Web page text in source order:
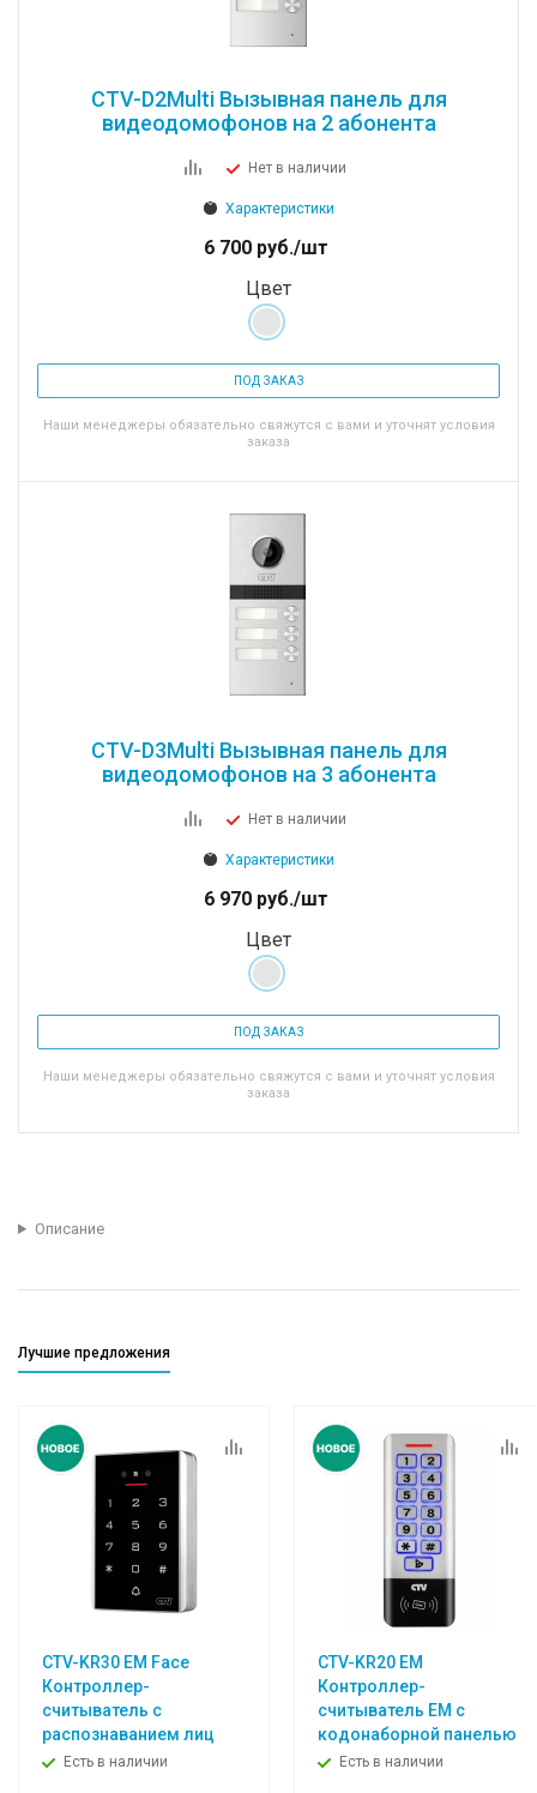
CTV-D2Multi Вызывная панель для
видеодомофонов на 2 абонента
Нет в наличии
Характеристики
6 700 руб./шт
Цвет
ПОД ЗАКАЗ
Наши менеджеры обязательно свяжутся с вами и уточнят условия
заказа
CTV-D3Multi Вызывная панель для
видеодомофонов на 3 абонента
Нет в наличии
Характеристики
6 970 руб./шт
Цвет
ПОД ЗАКАЗ
Наши менеджеры обязательно свяжутся с вами и уточнят условия
заказа
Описание
Лучшие предложения
CTV-KR30 EM Face
Контроллер-
считыватель с
распознаванием лиц
Есть в наличии
CTV-KR20 EM
Контроллер-
считыватель ЕМ с
кодонаборной панелью
Есть в наличии